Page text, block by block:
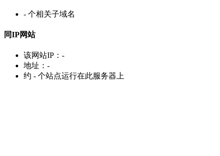
- 个相关子域名
同IP网站
该网站IP： -
地址： -
约 - 个站点运行在此服务器上